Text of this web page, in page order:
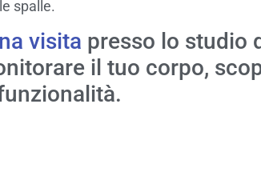
spalle.
visita presso lo studio
il tuo corpo,